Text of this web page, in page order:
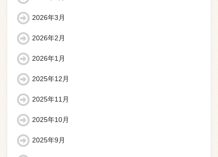
2026年3月
2026年2月
2026年1月
2025年12月
2025年11月
2025年10月
2025年9月